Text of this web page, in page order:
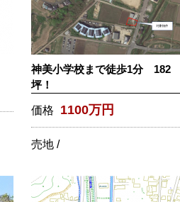
神美小学校まで徒歩1分 182
坪！
価格 1100万円
売地 /